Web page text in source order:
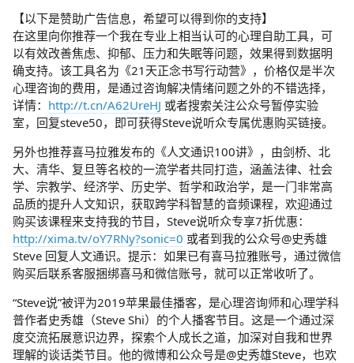
【以下是赞助广告信息，希望可以得到你的支持】
在这里向你推荐一个我在专业上相当认可的心理自助工具，可
以有效改善焦虑、抑郁、压力和失眠等问题，效果得到数据明
确支持。该工具名为《21天正念书写行动营》，价格仅是半次
心理咨询的费用，是通过咨询解决情绪问题之外的不错选择，
详情： http://t.cn/A62UreHJ 或者搜索关注公众号暂停实验
室，回复steve50，即可获得Steve说听众专属优惠购买链接。
另外也推荐喜马拉雅发布的《人文通识100讲》，由剑桥、北
大、清华、复旦等名校的一流学者共同打造，涵盖法律、社会
学、宗教学、经济学、历史学、哲学和政治学，是一门非常高
品质的提升人文知识，获取跨学科智慧的音频课程，欢迎通过
购买该课程来支持我的节目，Steve说听众专享7折优惠：
http://xima.tv/oY7RNy?sonic=0 或者到我的公众号@史秀雄
Steve 回复人文通识。提示：如果已有喜马拉雅账号，通过微信
购买后联系客服捆绑喜马和微信账号，就可以正常收听了。
“Steve说”被评为2019苹果最佳播客，是心理咨询师和心理学科
普作者史秀雄（Steve Shi）的个人播客节目。这是一个通过深
度交流拓展意识边界，探索个人成长之道，加深对自我和世界
理解的谈话类节目。他的微博和公众号是@史秀雄Steve，也欢